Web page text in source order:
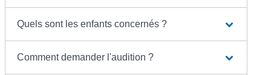
Quels sont les enfants concernés ?
Comment demander l'audition ?